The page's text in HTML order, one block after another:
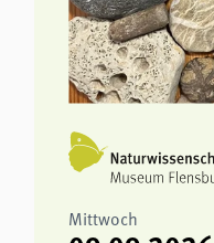
Mittwoch